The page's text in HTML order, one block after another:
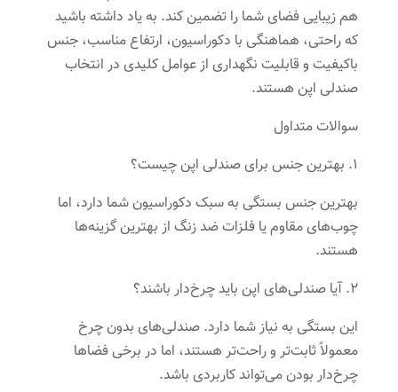
هم زیبایی فضای شما را تضمین کند. به یاد داشته باشید
که راحتی، هماهنگی با دکوراسیون، ارتفاع مناسب، جنس
باکیفیت و قابلیت نگهداری از عوامل کلیدی در انتخاب
صندلی اپن هستند.
سوالات متداول
۱. بهترین جنس برای صندلی اپن چیست؟
بهترین جنس بستگی به سبک دکوراسیون شما دارد، اما
چوب‌های مقاوم یا فلزات ضد زنگ از بهترین گزینه‌ها
هستند.
۲. آیا صندلی‌های اپن باید چرخ‌دار باشند؟
این بستگی به نیاز شما دارد. صندلی‌های بدون چرخ
معمولاً ثابت‌تر و راحت‌تر هستند، اما در برخی فضاها
چرخ‌دار بودن می‌تواند کاربردی باشد.